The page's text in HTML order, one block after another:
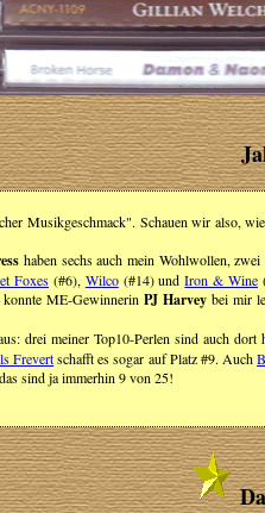
Musikgeschmack". Schauen wir also,
haben sechs auch mein Wohlwollen,
Foxes (#6), Wilco(#14) undIron & Wine
ME-Gewinnerin PJ Harvey bei mir
drei meiner Top10-Perlen sind auch dort
Frevertschafft es sogar auf Platz #9. Auch
sind ja immerhin 9 von 25!